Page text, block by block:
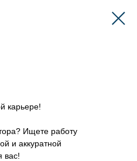
карьере!
Ищете работу
и аккуратной
вас!